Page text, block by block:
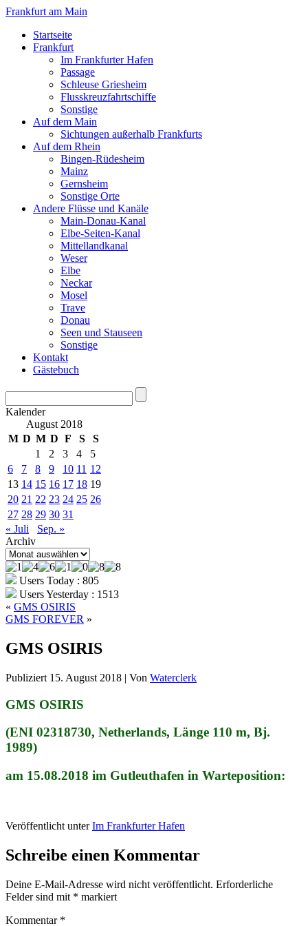
Frankfurt am Main
Startseite
Frankfurt
Im Frankfurter Hafen
Passage
Schleuse Griesheim
Flusskreuzfahrtschiffe
Sonstige
Auf dem Main
Sichtungen außerhalb Frankfurts
Auf dem Rhein
Bingen-Rüdesheim
Mainz
Gernsheim
Sonstige Orte
Andere Flüsse und Kanäle
Main-Donau-Kanal
Elbe-Seiten-Kanal
Mittellandkanal
Weser
Elbe
Neckar
Mosel
Trave
Donau
Seen und Stauseen
Sonstige
Kontakt
Gästebuch
Kalender
August 2018
M D M D F S
S
1
2 3 4
5
6
7 8 9 10 11 12
13 14 15 16 17 18 19
20 21 22 23 24 25 26
27 28 29 30 31
« Juli
Sep. »
Archiv
Archiv
Users Today : 805
Users Yesterday : 1513
« GMS OSIRIS
GMS FOREVER »
GMS OSIRIS
Publiziert 15. August 2018 | Von Waterclerk
GMS OSIRIS
(ENI 02318730, Netherlands, Länge 110 m, Bj.
1989)
am 15.08.2018 im Gutleuthafen in Warteposition:
Veröffentlicht unter Im Frankfurter Hafen
Schreibe einen Kommentar
Deine E-Mail-Adresse wird nicht veröffentlicht. Erforderliche
Felder sind mit * markiert
Kommentar *